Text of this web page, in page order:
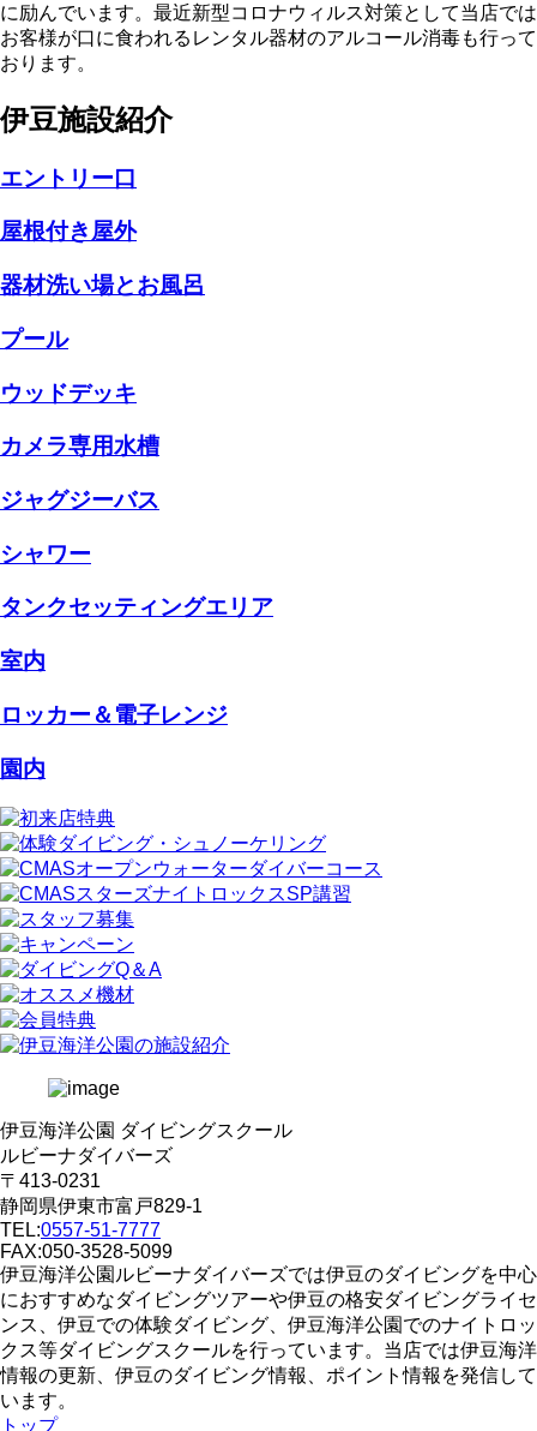
に励んでいます。最近新型コロナウィルス対策として当店では
お客様が口に食われるレンタル器材のアルコール消毒も行って
おります。
伊豆施設紹介
エントリー口
屋根付き屋外
器材洗い場とお風呂
プール
ウッドデッキ
カメラ専用水槽
ジャグジーバス
シャワー
タンクセッティングエリア
室内
ロッカー＆電子レンジ
園内
伊豆海洋公園 ダイビングスクール
ルビーナダイバーズ
〒413-0231
静岡県伊東市富戸829-1
TEL:0557-51-7777
FAX:050-3528-5099
伊豆海洋公園ルビーナダイバーズでは伊豆のダイビングを中心
におすすめなダイビングツアーや伊豆の格安ダイビングライセ
ンス、伊豆での体験ダイビング、伊豆海洋公園でのナイトロッ
クス等ダイビングスクールを行っています。当店では伊豆海洋
情報の更新、伊豆のダイビング情報、ポイント情報を発信して
います。
トップ